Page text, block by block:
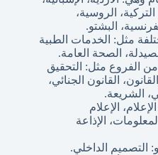
التركية، الروسية،
البشتو.
مثل: الخدمات الطبية
الصحة العامة.
من الفروع مثل: التحقيق
القانون الجنائي،
الشريعة.
الإعلام
الإذاعة
التصميم الداخلي.